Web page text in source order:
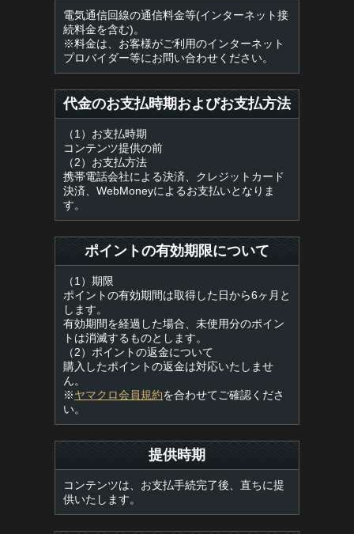
電気通信回線の通信料金等(インターネット接
続料金を含む)。
※料金は、お客様がご利用のインターネット
プロバイダー等にお問い合わせください。
代金のお支払時期およびお支払方法
（1）お支払時期
コンテンツ提供の前
（2）お支払方法
携帯電話会社による決済、クレジットカード
決済、WebMoneyによるお支払いとなりま
す。
ポイントの有効期限について
（1）期限
ポイントの有効期間は取得した日から6ヶ月と
します。
有効期間を経過した場合、未使用分のポイン
トは消滅するものとします。
（2）ポイントの返金について
購入したポイントの返金は対応いたしませ
ん。
※ヤマクロ会員規約を合わせてご確認くださ
い。
提供時期
コンテンツは、お支払手続完了後、直ちに提
供いたします。